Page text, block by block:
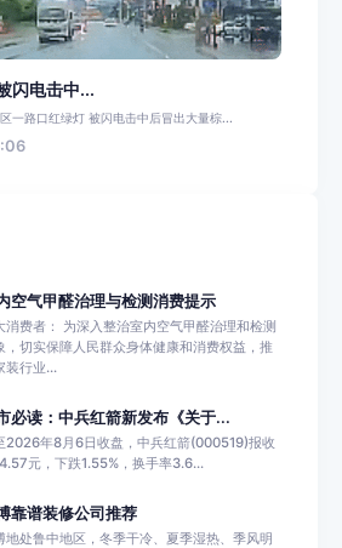
闪电击中...
一路口红绿灯 被闪电击中后冒出大量棕...
空气甲醛治理与检测消费提示
消费者： 为深入整治室内空气甲醛治理和检测
，切实保障人民群众身体健康和消费权益，推
装行业...
必读：中兵红箭新发布《关于...
2026年8月6日收盘，中兵红箭(000519)报收
元，下跌1.55%，换手率3.6...
靠谱装修公司推荐
地处鲁中地区，冬季干冷、夏季湿热、季风明